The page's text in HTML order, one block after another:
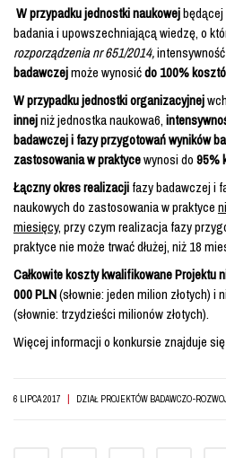
W przypadku jednostki naukowej
badania i upowszechniającą wiedzę, o
rozporządzenia nr 651/2014,
badawczejmoże wynosićdo 100%
W przypadku jednostki organizacyjnej
innejniż jednostka naukowa6,
badawczej i fazy przygotowań wyników
zastosowania w praktycewynosi do95%
Łączny okres realizacjifazy badawczej i
naukowych do zastosowania w praktyce
miesięcy,przy czym realizacja fazy
praktyce nie może trwać dłużej, niż 18
Całkowite koszty kwalifikowane Projektu
000 PLN(słownie: jeden milion złotych) i
(słownie: trzydzieści milionów złotych).
Więcej informacji o konkursie znajduje
6 LIPCA 2017 | DZIAŁ PROJEKTÓW BADAWCZO-